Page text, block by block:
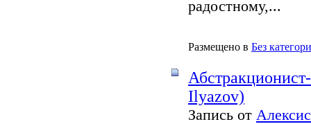
радостному,...
Размещено в Без
Ilyazov)
Запись от Алексис